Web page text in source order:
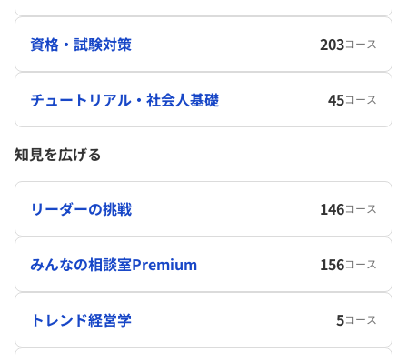
資格・試験対策 203コース
チュートリアル・社会人基礎 45コース
知見を広げる
リーダーの挑戦 146コース
みんなの相談室Premium 156コース
トレンド経営学 5コース